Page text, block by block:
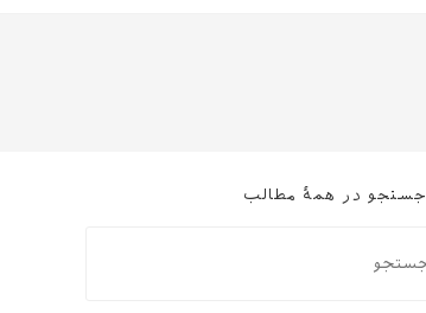
جستجو در همهٔ مطالب